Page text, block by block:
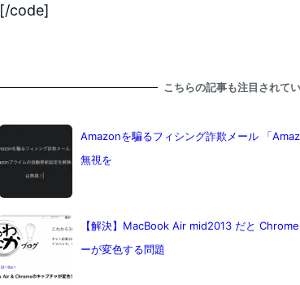
[/code]
こちらの記事も注目されて
Amazonを騙るフィシング詐欺メール 「
無視を
【解決】MacBook Air mid2013 だと
ーが変色する問題